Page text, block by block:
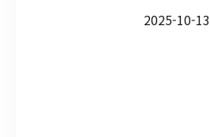
2025-10-13